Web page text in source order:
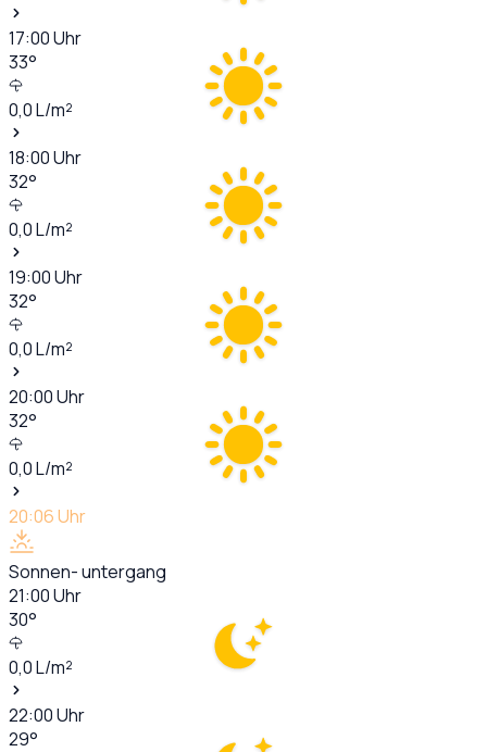
17:00Uhr
33°
0,0L/m²
18:00Uhr
32°
0,0L/m²
19:00Uhr
32°
0,0L/m²
20:00Uhr
32°
0,0L/m²
20:06Uhr
Sonnen- untergang
21:00Uhr
30°
0,0L/m²
22:00Uhr
29°